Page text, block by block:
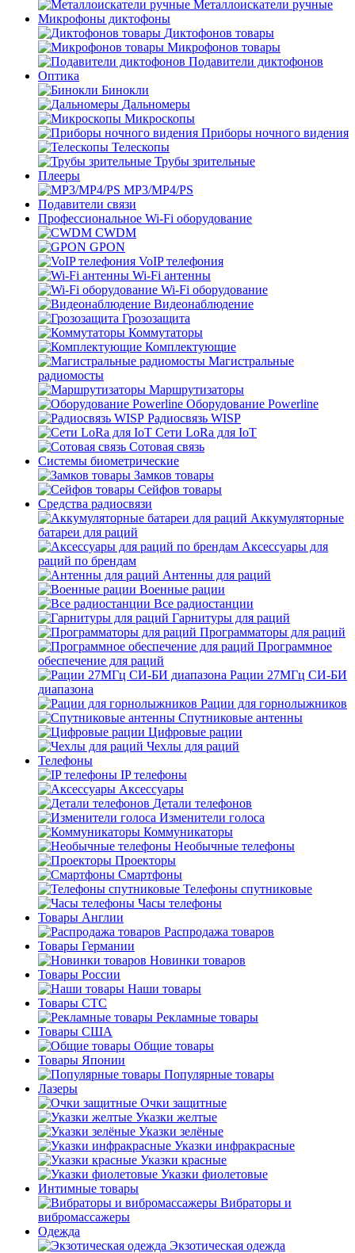
Металлоискатели ручные
Микрофоны диктофоны
Диктофонов товары
Микрофонов товары
Подавители диктофонов
Оптика
Бинокли
Дальномеры
Микроскопы
Приборы ночного видения
Телескопы
Трубы зрительные
Плееры
MP3/MP4/PS
Подавители связи
Профессиональное Wi-Fi оборудование
CWDM
GPON
VoIP телефония
Wi-Fi антенны
Wi-Fi оборудование
Видеонаблюдение
Грозозащита
Коммутаторы
Комплектующие
Магистральные
радиомосты
Маршрутизаторы
Оборудование Powerline
Радиосвязь WISP
Сети LoRa для IoT
Сотовая связь
Системы биометрические
Замков товары
Сейфов товары
Средства радиосвязи
Аккумуляторные
батареи для раций
Аксессуары для
раций по брендам
Антенны для раций
Военные рации
Все радиостанции
Гарнитуры для раций
Программаторы для раций
Программное
обеспечение для раций
Рации 27МГц СИ-БИ
диапазона
Рации для горнолыжников
Спутниковые антенны
Цифровые рации
Чехлы для раций
Телефоны
IP телефоны
Аксессуары
Детали телефонов
Изменители голоса
Коммуникаторы
Необычные телефоны
Проекторы
Смартфоны
Телефоны спутниковые
Часы телефоны
Товары Англии
Распродажа товаров
Товары Германии
Новинки товаров
Товары России
Наши товары
Товары СТС
Рекламные товары
Товары США
Общие товары
Товары Японии
Популярные товары
Лазеры
Очки защитные
Указки желтые
Указки зелёные
Указки инфракрасные
Указки красные
Указки фиолетовые
Интимные товары
Вибраторы и
вибромассажеры
Одежда
Экзотическая одежда